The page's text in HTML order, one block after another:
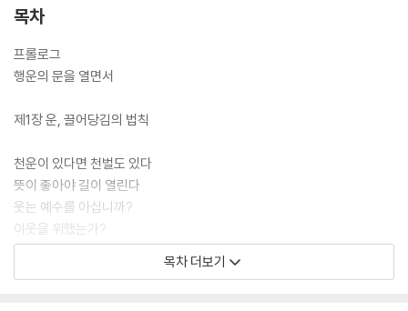
특히 한국인 특유의 기질인 ‘참는 것이 미덕’, ‘사촌이 땅을 사면 배가 아픈’
로 수십년간 강연, 저술, 1:1 상담을 통해 ‘말씨’의 중요성을 설파해온 저자
는 말한다.
“99도에서 끓지 않다가도 100도가 되어야 끓는 물이 되는 물처럼 불운에
는 모습은 그 사람을 돋보이게 합니다. 그런 사람이 드물기 때문이죠. 눈에
띄어야 운도 열리는 법입니다. 모두가 좋은 것을 알지만 실천하지 않는 것
을 하는 사람이 행운의 주인공이 되는 것입니다.”
목차
프롤로그
행운의 문을 열면서
제1장 운, 끌어당김의 법칙
천운이 있다면 천벌도 있다
뜻이 좋아야 길이 열린다
웃는 예수를 아십니까?
이웃을 위했는가?
눈에 띄어야 운도 열린다
목차 더보기